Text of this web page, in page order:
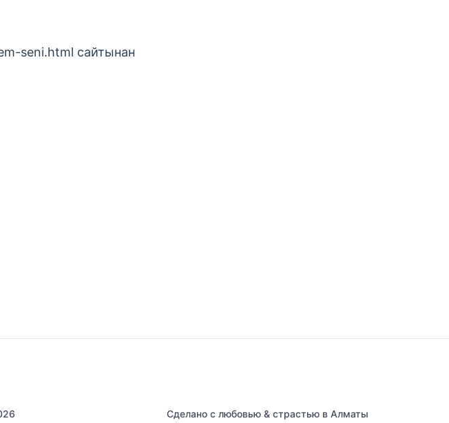
seni.html сайтынан
Сделано с любовью & страстью в Алматы